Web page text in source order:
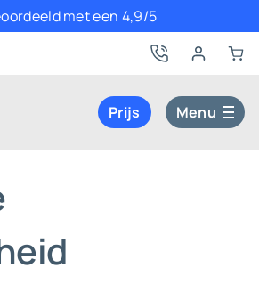
met een 4,9/5
Prijs Menu